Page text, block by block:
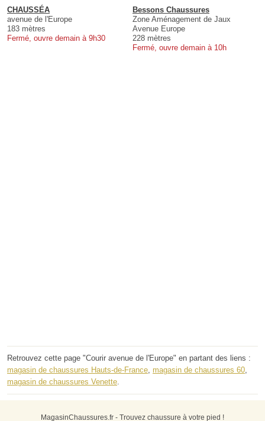
CHAUSSÉA
avenue de l'Europe
183 mètres
Fermé, ouvre demain à 9h30
Bessons Chaussures
Zone Aménagement de Jaux
Avenue Europe
228 mètres
Fermé, ouvre demain à 10h
Retrouvez cette page "Courir avenue de l'Europe" en partant des liens :
magasin de chaussures Hauts-de-France, magasin de chaussures 60,
magasin de chaussures Venette.
MagasinChaussures.fr - Trouvez chaussure à votre pied !